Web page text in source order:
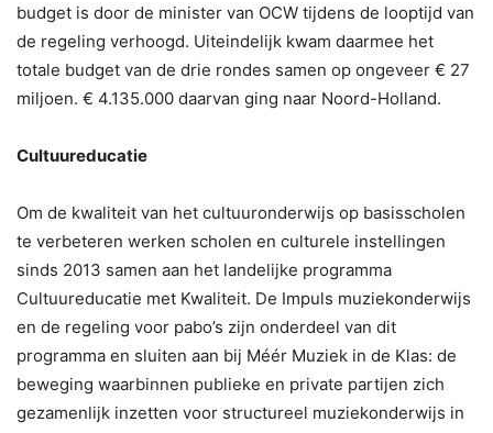
budget is door de minister van OCW tijdens de looptijd van
de regeling verhoogd. Uiteindelijk kwam daarmee het
totale budget van de drie rondes samen op ongeveer € 27
miljoen. € 4.135.000 daarvan ging naar Noord-Holland.
Cultuureducatie
Om de kwaliteit van het cultuuronderwijs op basisscholen
te verbeteren werken scholen en culturele instellingen
sinds 2013 samen aan het landelijke programma
Cultuureducatie met Kwaliteit. De Impuls muziekonderwijs
en de regeling voor pabo’s zijn onderdeel van dit
programma en sluiten aan bij Méér Muziek in de Klas: de
beweging waarbinnen publieke en private partijen zich
gezamenlijk inzetten voor structureel muziekonderwijs in